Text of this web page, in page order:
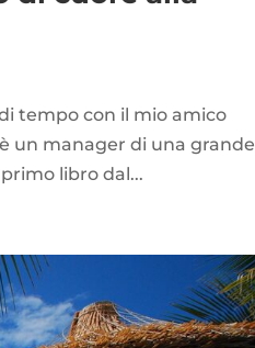
tempo con il mio amico
un manager di una grande
libro dal...